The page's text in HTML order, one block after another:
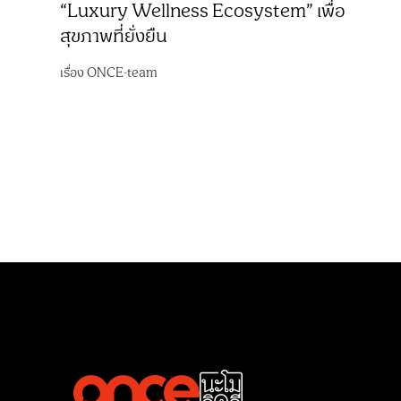
“Luxury Wellness Ecosystem” เพื่อ
สุขภาพที่ยั่งยืน
เรื่องONCE-team